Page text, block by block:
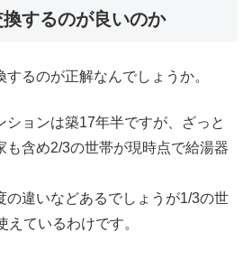
するのが良いのか
るのが正解なんでしょうか。
ションは築17年半ですが、ざっと
も含め2/3の世帯が現時点で給湯器
の違いなどあるでしょうが1/3の世
ているわけです。